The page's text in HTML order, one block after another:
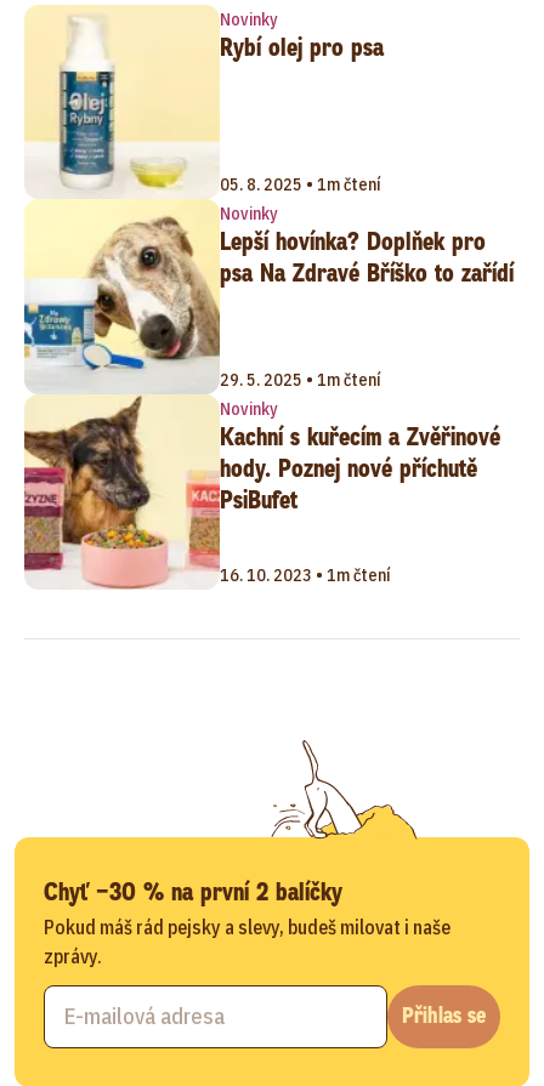
Novinky
Rybí olej pro psa
05. 8. 2025 • 1m čtení
Novinky
Lepší hovínka? Doplňek pro
psa Na Zdravé Bříško to zařídí
29. 5. 2025 • 1m čtení
Novinky
Kachní s kuřecím a Zvěřinové
hody. Poznej nové příchutě
PsiBufet
16. 10. 2023 • 1m čtení
Chyť −30 % na první 2 balíčky
Pokud máš rád pejsky a slevy, budeš milovat i naše
zprávy.
Přihlas se